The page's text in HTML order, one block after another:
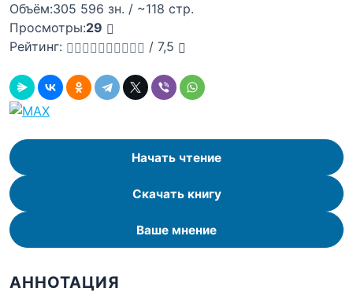
Объём:305 596 зн. / ~118 стр.
Просмотры:29
Рейтинг:
/ 7,5
Начать чтение
Скачать книгу
Ваше мнение
АННОТАЦИЯ